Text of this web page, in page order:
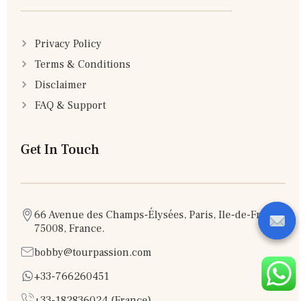
Privacy Policy
Terms & Conditions
Disclaimer
FAQ & Support
Get In Touch
66 Avenue des Champs-Élysées, Paris, Ile-de-France
75008, France.
bobby@tourpassion.com
+33-766260451